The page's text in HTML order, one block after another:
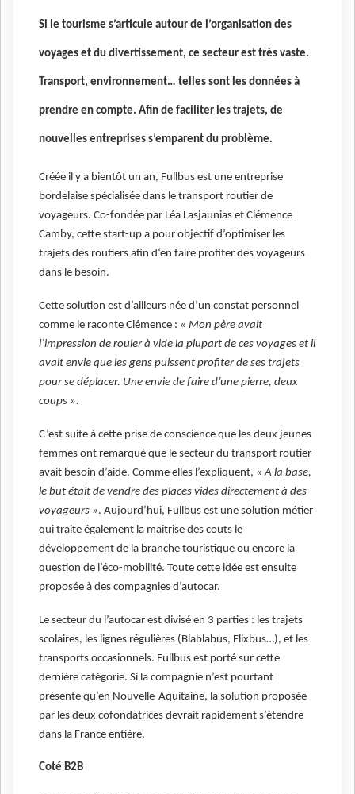
Si le tourisme s’articule autour de l’organisation des
voyages et du divertissement, ce secteur est très vaste.
Transport, environnement… telles sont les données à
prendre en compte. Afin de faciliter les trajets, de
nouvelles entreprises s’emparent du problème.
Créée il y a bientôt un an, Fullbus est une entreprise
bordelaise spécialisée dans le transport routier de
voyageurs. Co-fondée par Léa Lasjaunias et Clémence
Camby, cette start-up a pour objectif d’optimiser les
trajets des routiers afin d‘en faire profiter des voyageurs
dans le besoin.
Cette solution est d’ailleurs née d’un constat personnel
comme le raconte Clémence : « Mon père avait
l’impression de rouler à vide la plupart de ces voyages et il
avait envie que les gens puissent profiter de ses trajets
pour se déplacer. Une envie de faire d’une pierre, deux
coups ».
C’est suite à cette prise de conscience que les deux jeunes
femmes ont remarqué que le secteur du transport routier
avait besoin d’aide. Comme elles l’expliquent, « A la base,
le but était de vendre des places vides directement à des
voyageurs ». Aujourd’hui, Fullbus est une solution métier
qui traite également la maitrise des couts le
développement de la branche touristique ou encore la
question de l’éco-mobilité. Toute cette idée est ensuite
proposée à des compagnies d’autocar.
Le secteur du l’autocar est divisé en 3 parties : les trajets
scolaires, les lignes régulières (Blablabus, Flixbus…), et les
transports occasionnels. Fullbus est porté sur cette
dernière catégorie. Si la compagnie n’est pourtant
présente qu’en Nouvelle-Aquitaine, la solution proposée
par les deux cofondatrices devrait rapidement s’étendre
dans la France entière.
Coté B2B